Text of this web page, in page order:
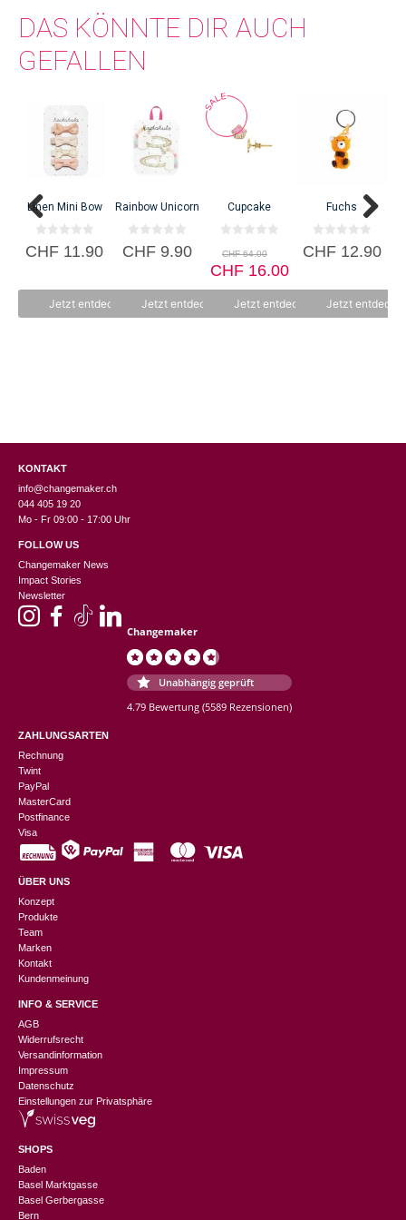
DAS KÖNNTE DIR AUCH
GEFALLEN
Linen Mini Bow
0
v
5
CHF 11.90
Jetzt entdecken
Rainbow Unicorn
0
v
5
CHF9.90
Jetzt entdecken
Cupcake
v
o
n
5
CHF64.00
Ursprünglicher
Preis
CHF 64.00
CHF16.00Aktueller
Preis
ist:
CHF 16.00.
Jetzt entdecken
Fuchs
0
v
5
CHF12.90
Jetzt
KONTAKT
info@changemaker.ch
044 405 19 20
Mo - Fr 09:00 - 17:00 Uhr
FOLLOW US
Changemaker News
Impact Stories
Newsletter
Changemaker
Unabhängig geprüft
4.79 Bewertung (5589 Rezensionen)
ZAHLUNGSARTEN
Rechnung
Twint
PayPal
MasterCard
Postfinance
Visa
ÜBER UNS
Konzept
Produkte
Team
Marken
Kontakt
Kundenmeinung
INFO & SERVICE
AGB
Widerrufsrecht
Versandinformation
Impressum
Datenschutz
Einstellungen zur Privatsphäre
SHOPS
Baden
Basel Marktgasse
Basel Gerbergasse
Bern